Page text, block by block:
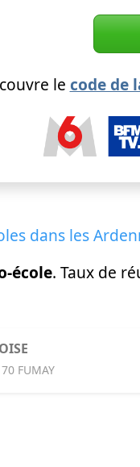
le code de
dans les
école. Taux de
FUMAY